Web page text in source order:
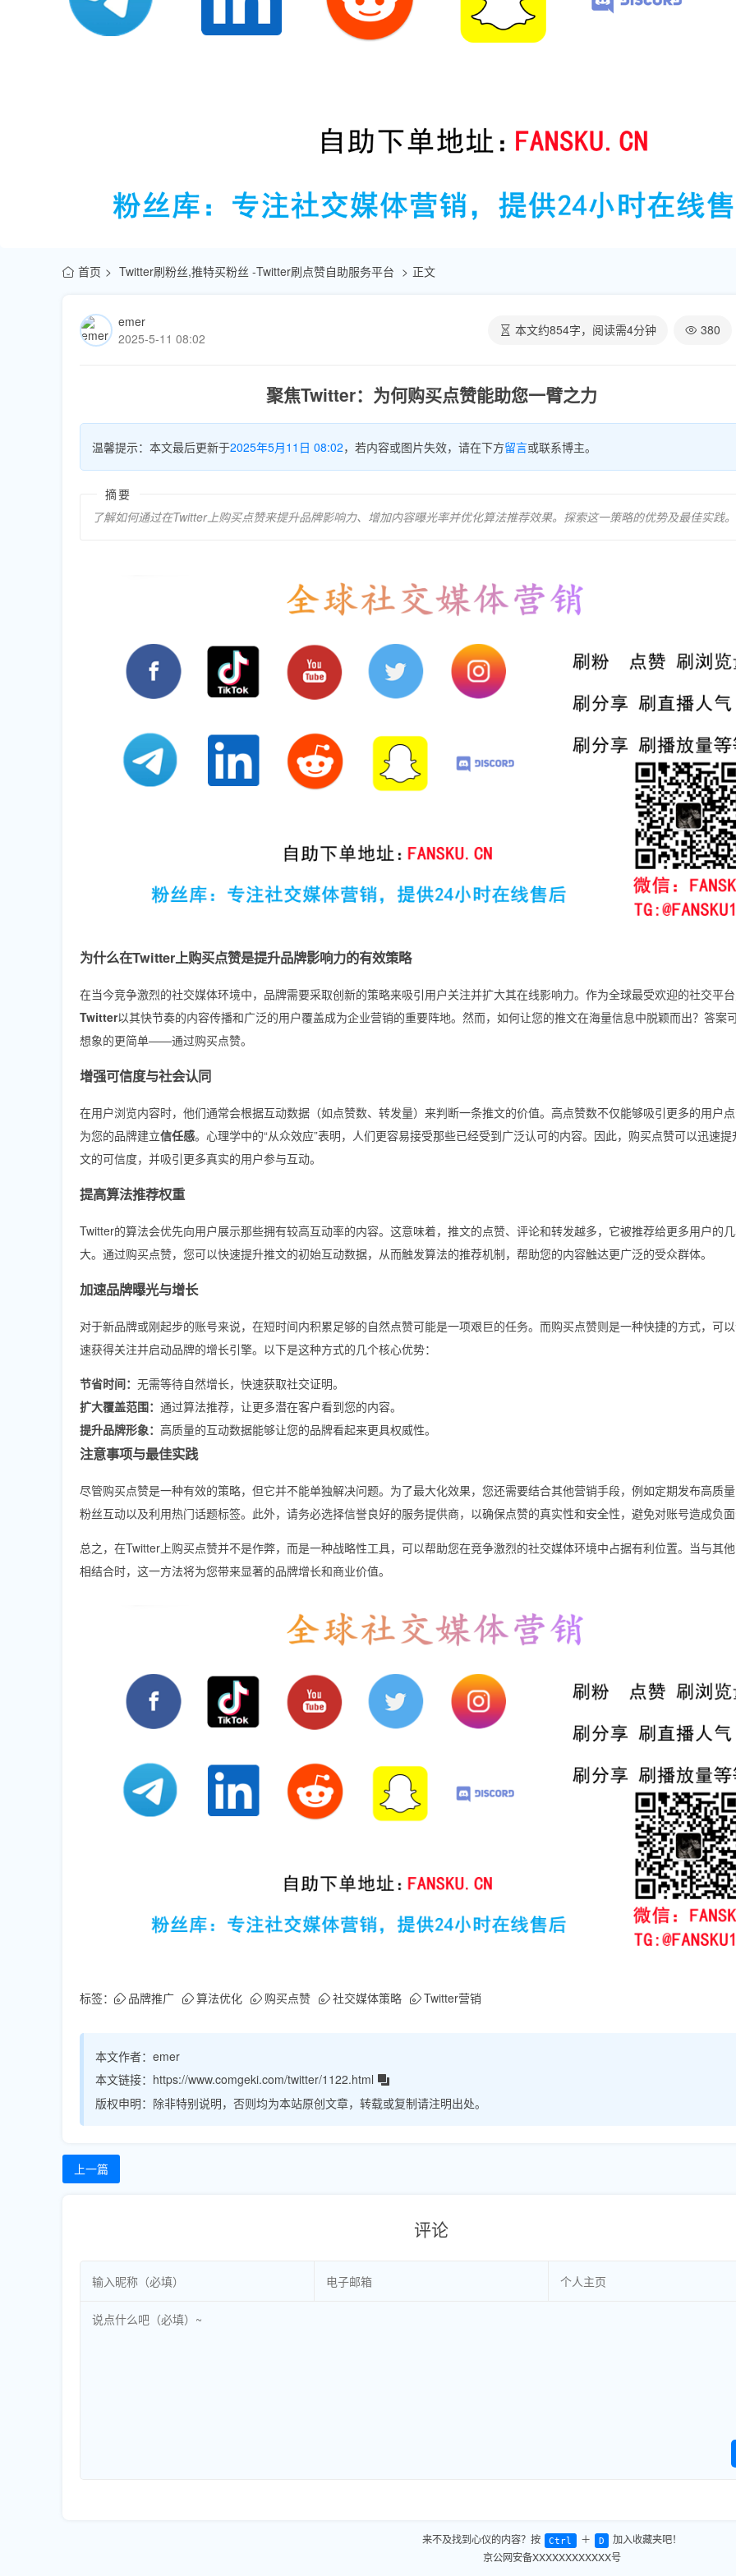
首页 Twitter刷粉丝,推特买粉丝 -Twitter刷点赞自助服务平台 正文
emer
2025-5-11 08:02
本文约854字，阅读需4分钟 380
聚焦Twitter：为何购买点赞能助您一臂之力
温馨提示：本文最后更新于2025年5月11日 08:02，若内容或图片失效，请在下方留言或联系博主。
摘要
了解如何通过在Twitter上购买点赞来提升品牌影响力、增加内容曝光率并优化算法推荐效果。探索这一策略的优势及最佳实践。
为什么在Twitter上购买点赞是提升品牌影响力的有效策略
在当今竞争激烈的社交媒体环境中，品牌需要采取创新的策略来吸引用户关注并扩大其在线影响力。作为全球最受欢迎的社交平
Twitter以其快节奏的内容传播和广泛的用户覆盖成为企业营销的重要阵地。然而，如何让您的推文在海量信息中脱颖而出？答案
想象的更简单——通过购买点赞。
增强可信度与社会认同
在用户浏览内容时，他们通常会根据互动数据（如点赞数、转发量）来判断一条推文的价值。高点赞数不仅能够吸引更多的用户
为您的品牌建立信任感。心理学中的“从众效应”表明，人们更容易接受那些已经受到广泛认可的内容。因此，购买点赞可以迅速提
文的可信度，并吸引更多真实的用户参与互动。
提高算法推荐权重
Twitter的算法会优先向用户展示那些拥有较高互动率的内容。这意味着，推文的点赞、评论和转发越多，它被推荐给更多用户的
大。通过购买点赞，您可以快速提升推文的初始互动数据，从而触发算法的推荐机制，帮助您的内容触达更广泛的受众群体。
加速品牌曝光与增长
对于新品牌或刚起步的账号来说，在短时间内积累足够的自然点赞可能是一项艰巨的任务。而购买点赞则是一种快捷的方式，可
速获得关注并启动品牌的增长引擎。以下是这种方式的几个核心优势：
节省时间： 无需等待自然增长，快速获取社交证明。
扩大覆盖范围： 通过算法推荐，让更多潜在客户看到您的内容。
提升品牌形象： 高质量的互动数据能够让您的品牌看起来更具权威性。
注意事项与最佳实践
尽管购买点赞是一种有效的策略，但它并不能单独解决问题。为了最大化效果，您还需要结合其他营销手段，例如定期发布高质
粉丝互动以及利用热门话题标签。此外，请务必选择信誉良好的服务提供商，以确保点赞的真实性和安全性，避免对账号造成负
总之，在Twitter上购买点赞并不是作弊，而是一种战略性工具，可以帮助您在竞争激烈的社交媒体环境中占据有利位置。当与其
相结合时，这一方法将为您带来显著的品牌增长和商业价值。
标签： 品牌推广 算法优化 购买点赞 社交媒体策略 Twitter营销
本文作者： emer
本文链接： https://www.comgeki.com/twitter/1122.html
版权申明： 除非特别说明，否则均为本站原创文章，转载或复制请注明出处。
上一篇
评论
来不及找到心仪的内容？按 Ctrl ＋ D
加入收藏夹吧！
京公网安备XXXXXXXXXXXX号